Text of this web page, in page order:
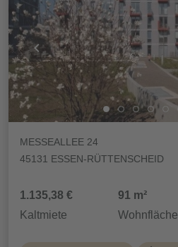
MESSEALLEE 24
45131 ESSEN-RÜTTENSCHEID
Kaltmiete
1.135,38 €
Wohnfläche
91 m²